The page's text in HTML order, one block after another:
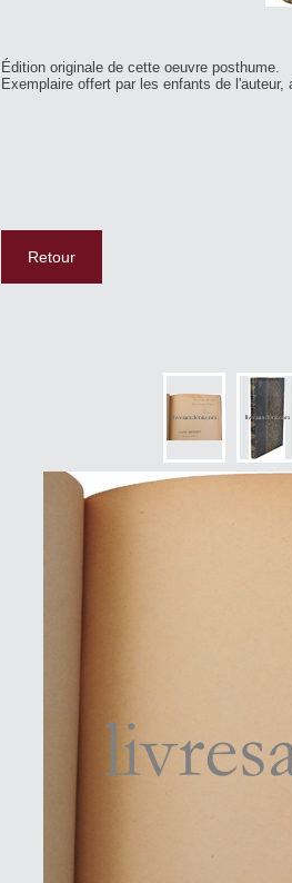
Édition originale de cette oeuvre posthume.
Exemplaire offert par les enfants de l'auteur,
Retour